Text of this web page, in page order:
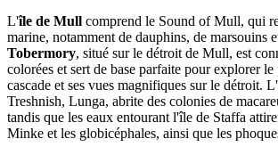
L'île de Mull comprend le Sound of Mull, qui
marine, notamment de dauphins, de marsouins
Tobermory, situé sur le détroit de Mull, est
colorées et sert de base parfaite pour explorer
cascade et ses vues magnifiques sur le détroit.
Treshnish, Lunga, abrite des colonies de
tandis que les eaux entourant l'île de Staffa
Minke et les globicéphales, ainsi que les